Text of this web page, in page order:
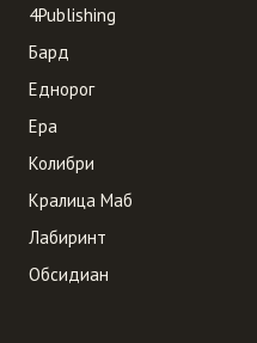
4Publishing
Бард
Еднорог
Ера
Колибри
Кралица Маб
Лабиринт
Обсидиан